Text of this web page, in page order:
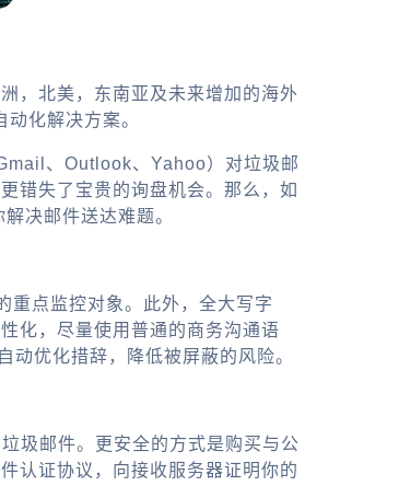
，北美，东南亚及未来增加的海外
化解决方案。
、Outlook、Yahoo）对垃圾邮
错失了宝贵的询盘机会。那么，如
解决邮件送达难题。
重点监控对象。此外，全大写字
化，尽量使用普通的商务沟通语
动优化措辞，降低被屏蔽的风险。
圾邮件。更安全的方式是购买与公
认证协议，向接收服务器证明你的